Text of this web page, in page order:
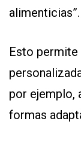
alimenticias”.
Esto
por ejemplo,
formas